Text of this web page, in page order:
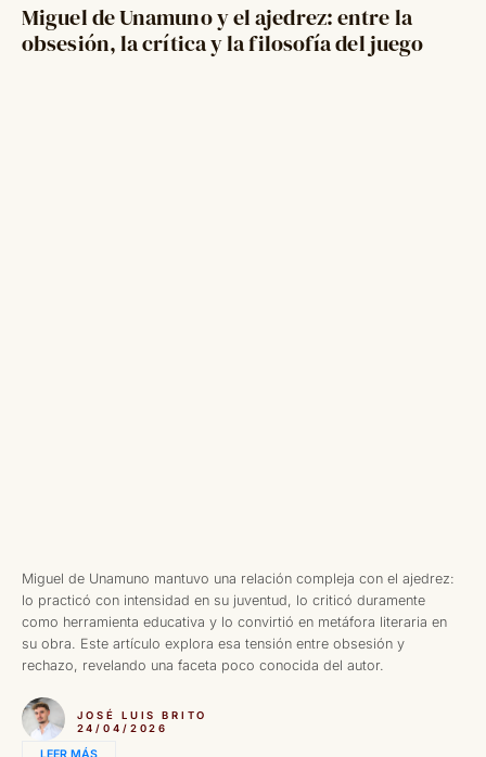
Miguel de Unamuno y el ajedrez: entre la
obsesión, la crítica y la filosofía del juego
Miguel de Unamuno mantuvo una relación compleja con el ajedrez:
lo practicó con intensidad en su juventud, lo criticó duramente
como herramienta educativa y lo convirtió en metáfora literaria en
su obra. Este artículo explora esa tensión entre obsesión y
rechazo, revelando una faceta poco conocida del autor.
JOSÉ LUIS BRITO
24/04/2026
LEER MÁS